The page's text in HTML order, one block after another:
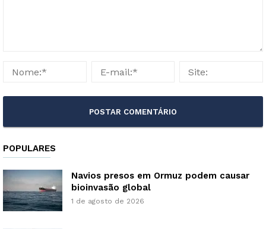
POPULARES
Navios presos em Ormuz podem causar
bioinvasão global
1 de agosto de 2026